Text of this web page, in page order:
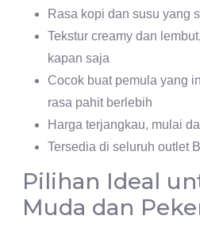
Rasa kopi dan susu yang
Tekstur creamy dan
kapan saja
Cocok buat pemula yang
rasa pahit berlebih
Harga terjangkau, mulai
Tersedia di seluruh outlet
Pilihan Ideal
Muda dan